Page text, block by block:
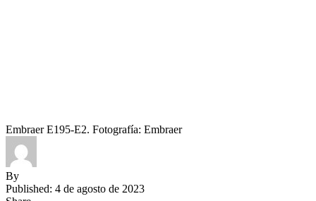
Embraer E195-E2. Fotografía: Embraer
By
Published: 4 de agosto de 2023